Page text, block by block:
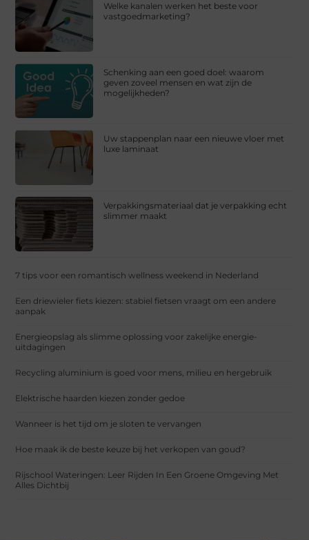
Welke kanalen werken het beste voor
vastgoedmarketing?
Schenking aan een goed doel: waarom
geven zoveel mensen en wat zijn de
mogelijkheden?
Uw stappenplan naar een nieuwe vloer met
luxe laminaat
Verpakkingsmateriaal dat je verpakking echt
slimmer maakt
7 tips voor een romantisch wellness weekend in Nederland
Een driewieler fiets kiezen: stabiel fietsen vraagt om een andere
aanpak
Energieopslag als slimme oplossing voor zakelijke energie-
uitdagingen
Recycling aluminium is goed voor mens, milieu en hergebruik
Elektrische haarden kiezen zonder gedoe
Wanneer is het tijd om je sloten te vervangen
Hoe maak ik de beste keuze bij het verkopen van goud?
Rijschool Wateringen: Leer Rijden In Een Groene Omgeving Met
Alles Dichtbij